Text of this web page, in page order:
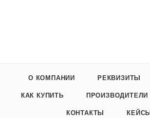
О КОМПАНИИ РЕКВИЗИТЫ
КАК КУПИТЬ ПРОИЗВОДИТЕЛИ
КОНТАКТЫ КЕЙСЫ